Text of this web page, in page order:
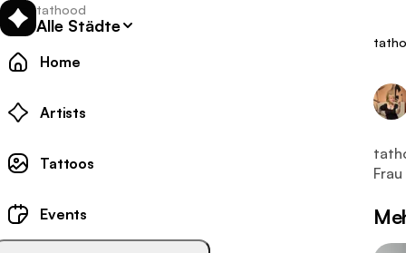
tathood
Alle Städte
Home
Tattoo
Artists
Tattoo-Galerie:
Tattoos
Tattoo-Events:
Events